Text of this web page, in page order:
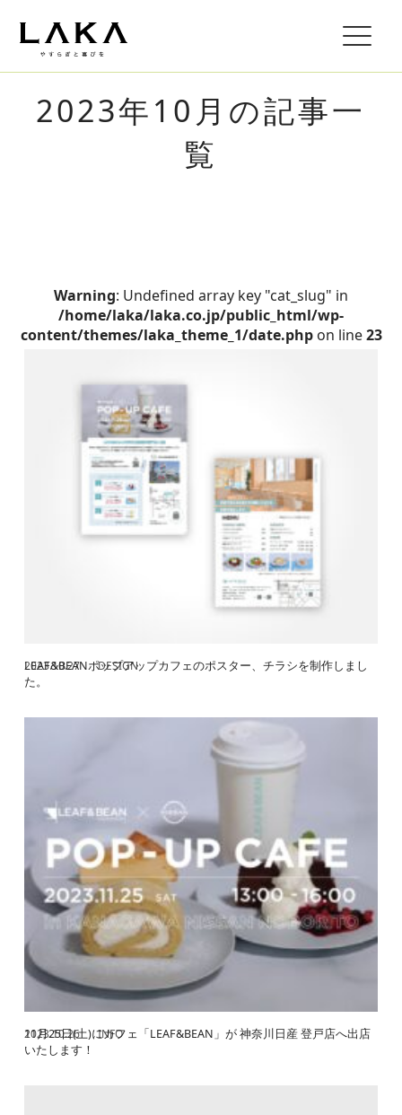
2023年10月の記事一
覧
Warning: Undefined array key "cat_slug" in
/home/laka/laka.co.jp/public_html/wp-
content/themes/laka_theme_1/date.phpon line23
LEAF&BEANポップアップカフェのポスター、チラシを制作しまし
た。
2023.10.27 DESIGN
11月25日(土)にカフェ「LEAF&BEAN」が 神奈川日産 登戸店へ出店
いたします！
2023.10.26 INFO